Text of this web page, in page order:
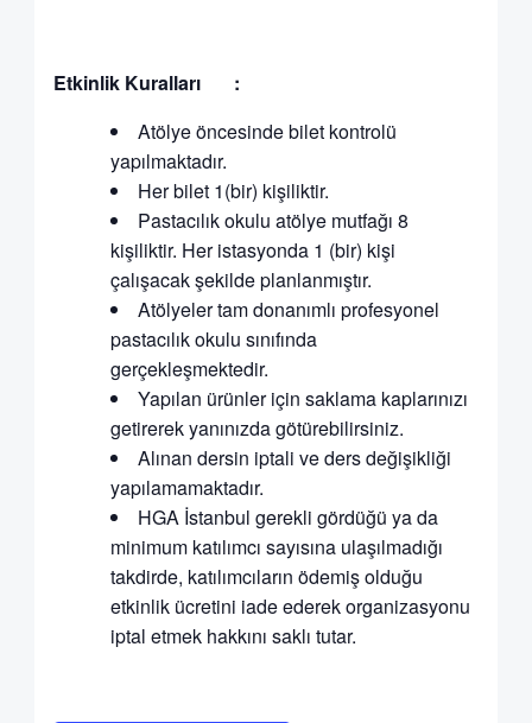
Etkinlik Kuralları :
Atölye öncesinde bilet kontrolü
yapılmaktadır.
Her bilet 1(bir) kişiliktir.
Pastacılık okulu atölye mutfağı 8
kişiliktir. Her istasyonda 1 (bir) kişi
çalışacak şekilde planlanmıştır.
Atölyeler tam donanımlı profesyonel
pastacılık okulu sınıfında
gerçekleşmektedir.
Yapılan ürünler için saklama kaplarınızı
getirerek yanınızda götürebilirsiniz.
Alınan dersin iptali ve ders değişikliği
yapılamamaktadır.
HGA İstanbul gerekli gördüğü ya da
minimum katılımcı sayısına ulaşılmadığı
takdirde, katılımcıların ödemiş olduğu
etkinlik ücretini iade ederek organizasyonu
iptal etmek hakkını saklı tutar.